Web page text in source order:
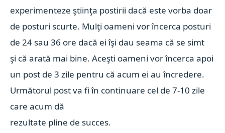
experimenteze ştiinţa postirii dacă este vorba doar
de posturi scurte. Mulţi oameni vor încerca posturi
de 24 sau 36 ore dacă ei îşi dau seama că se simt
şi că arată mai bine. Aceşti oameni vor încerca apoi
un post de 3 zile pentru că acum ei au încredere.
Următorul post va fi în continuare cel de 7-10 zile
care acum dă
rezultate pline de succes.